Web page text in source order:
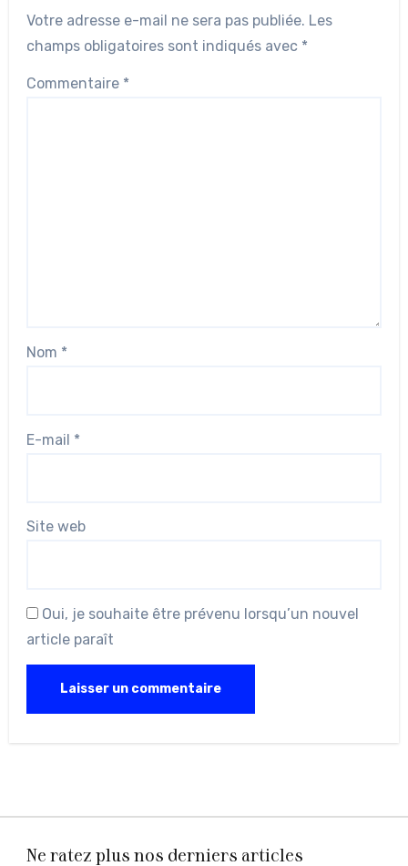
Votre adresse e-mail ne sera pas publiée. Les
champs obligatoires sont indiqués avec *
Commentaire *
Nom *
E-mail *
Site web
Oui, je souhaite être prévenu lorsqu’un nouvel
article paraît
Ne ratez plus nos derniers articles